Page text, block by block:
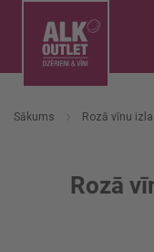
Sākums Rozā vīnu
Rozā